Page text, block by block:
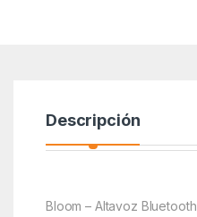
Descripción
Bloom – Altavoz Bluetooth